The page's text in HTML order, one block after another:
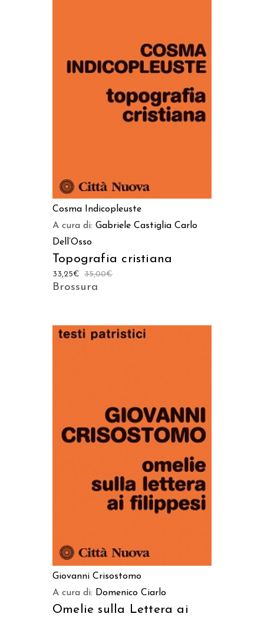
Cosma Indicopleuste
A cura di: Gabriele Castiglia Carlo
Dell’Osso
Topografia cristiana
35,00€
33,25€
Brossura
AGGIUNGI AL CARRELLO
Giovanni Crisostomo
A cura di: Domenico Ciarlo
Omelie sulla Lettera ai